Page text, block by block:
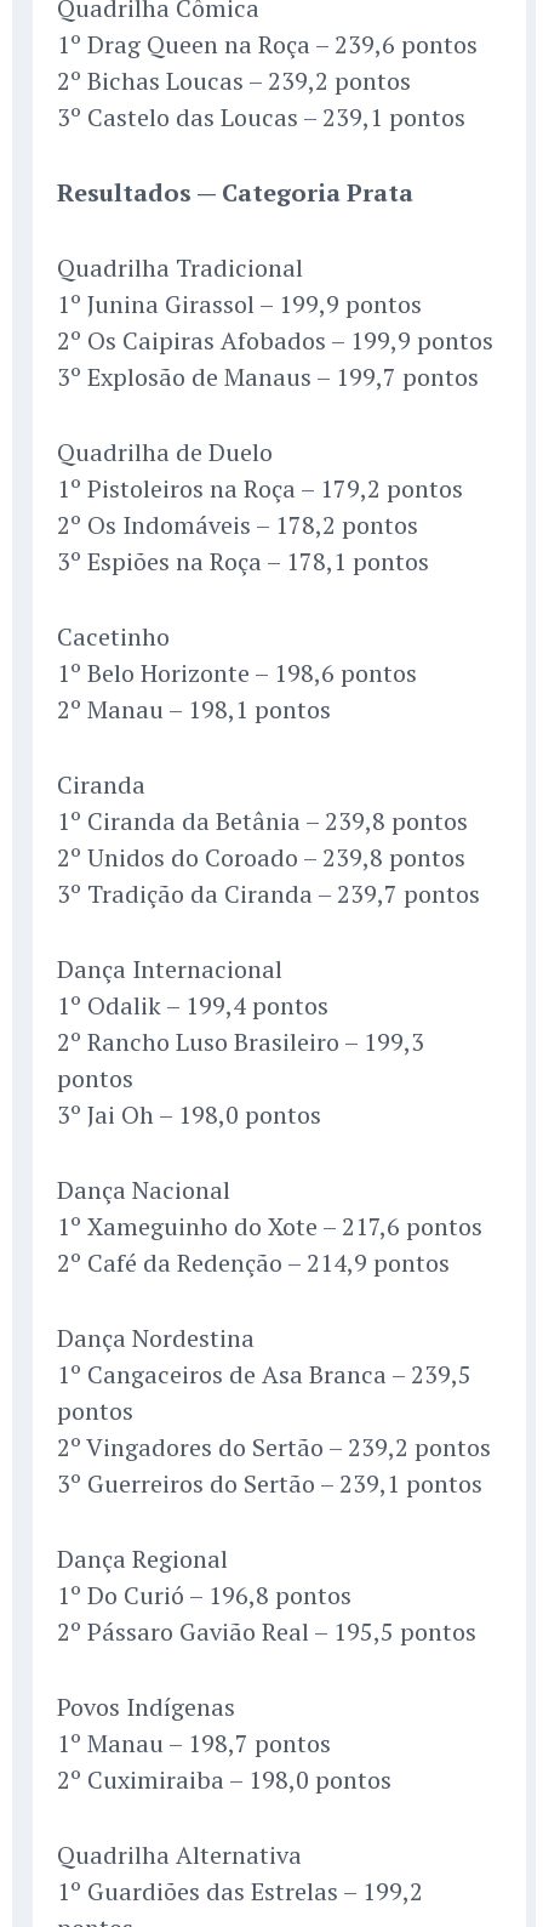
Quadrilha Cômica
1º Drag Queen na Roça – 239,6 pontos
2º Bichas Loucas – 239,2 pontos
3º Castelo das Loucas – 239,1 pontos
Resultados — Categoria Prata
Quadrilha Tradicional
1º Junina Girassol – 199,9 pontos
2º Os Caipiras Afobados – 199,9 pontos
3º Explosão de Manaus – 199,7 pontos
Quadrilha de Duelo
1º Pistoleiros na Roça – 179,2 pontos
2º Os Indomáveis – 178,2 pontos
3º Espiões na Roça – 178,1 pontos
Cacetinho
1º Belo Horizonte – 198,6 pontos
2º Manau – 198,1 pontos
Ciranda
1º Ciranda da Betânia – 239,8 pontos
2º Unidos do Coroado – 239,8 pontos
3º Tradição da Ciranda – 239,7 pontos
Dança Internacional
1º Odalik – 199,4 pontos
2º Rancho Luso Brasileiro – 199,3
pontos
3º Jai Oh – 198,0 pontos
Dança Nacional
1º Xameguinho do Xote – 217,6 pontos
2º Café da Redenção – 214,9 pontos
Dança Nordestina
1º Cangaceiros de Asa Branca – 239,5
pontos
2º Vingadores do Sertão – 239,2 pontos
3º Guerreiros do Sertão – 239,1 pontos
Dança Regional
1º Do Curió – 196,8 pontos
2º Pássaro Gavião Real – 195,5 pontos
Povos Indígenas
1º Manau – 198,7 pontos
2º Cuximiraiba – 198,0 pontos
Quadrilha Alternativa
1º Guardiões das Estrelas – 199,2